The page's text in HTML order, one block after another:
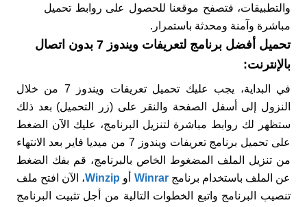
والتطبيقات، فتصفح موقعنا للحصول على روابط تحميل
مباشرة وآمنة ومحدثة باستمرار.
تحميل أفضل برنامج لتعريفات ويندوز 7 بدون اتصال
بالإنترنت:
في البداية، يجب عليك تحميل تعريفات ويندوز 7 من خلال
النزول إلى أسفل الصفحة والنقر على (زر التحميل) بعد ذلك
ستظهر لك روابط مباشرة لتنزيل البرنامج، عليك الآن الضغط
على تحميل برنامج تعريفات ويندوز 7 من ميديا فاير بعد الانتهاء
من تنزيل الملف المضغوط الخاص بالبرنامج، قم بفك الضغط
عن الملف باستخدام برنامجWinrar أو Winzip، الآن افتح ملف
تنصيب البرنامج واتبع الخطوات التالية من أجل تثبيت البرنامج